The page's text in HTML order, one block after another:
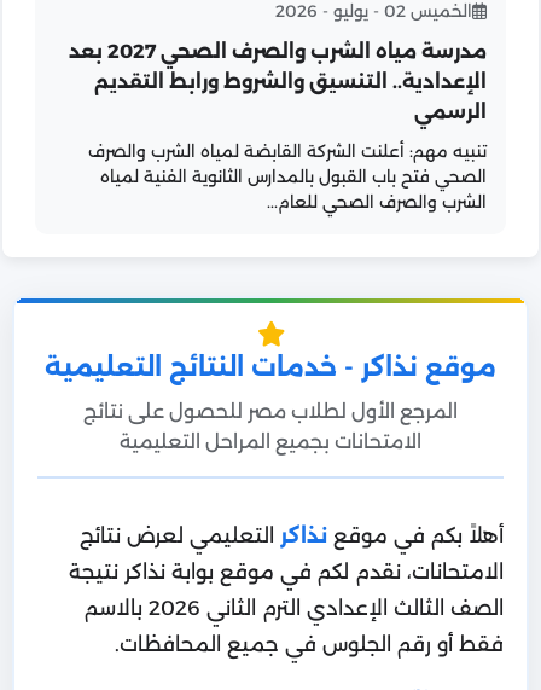
الخميس 02 - يوليو - 2026
مدرسة مياه الشرب والصرف الصحي 2027 بعد
الإعدادية.. التنسيق والشروط ورابط التقديم
الرسمي
تنبيه مهم: أعلنت الشركة القابضة لمياه الشرب والصرف
الصحي فتح باب القبول بالمدارس الثانوية الفنية لمياه
الشرب والصرف الصحي للعام...
موقع نذاكر - خدمات النتائج التعليمية
المرجع الأول لطلاب مصر للحصول على نتائج
الامتحانات بجميع المراحل التعليمية
أهلاً بكم في موقعنذاكر التعليمي لعرض نتائج
الامتحانات، نقدم لكم في موقع بوابة نذاكر نتيجة
الصف الثالث الإعدادي الترم الثاني 2026 بالاسم
فقط أو رقم الجلوس في جميع المحافظات.